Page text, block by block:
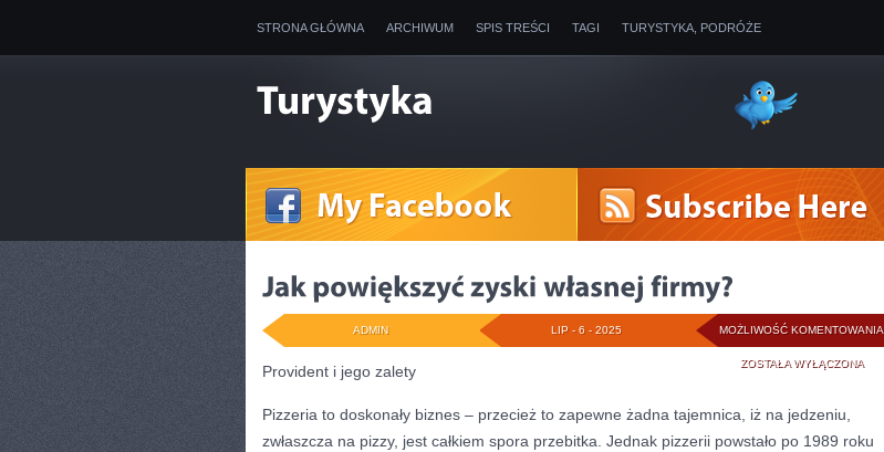
STRONA GŁÓWNA ARCHIWUM SPIS TREŚCI TAGI TURYSTYKA, PODRÓŻE
MOŻLIWOŚĆ KOMENTOWANIA
ZOSTAŁA WYŁĄCZONA
LIP - 6 - 2025
ADMIN
Provident i jego zalety
Pizzeria to doskonały biznes – przecież to zapewne żadna tajemnica, iż na jedzeniu,
zwłaszcza na pizzy, jest całkiem spora przebitka. Jednak pizzerii powstało po 1989 roku